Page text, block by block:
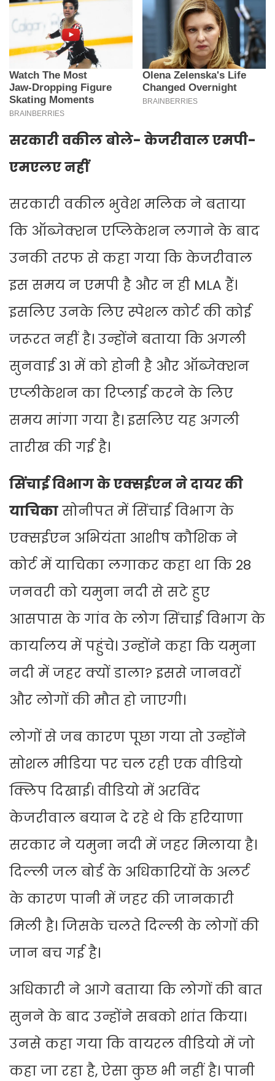
सरकारी वकील बोले- केजरीवाल एमपी-
एमएलए नहीं
सरकारी वकील भुवेश मलिक ने बताया
कि ऑब्जेक्शन एप्लिकेशन लगाने के बाद
उनकी तरफ से कहा गया कि केजरीवाल
इस समय न एमपी है और न ही MLA हैं।
इसलिए उनके लिए स्पेशल कोर्ट की कोई
जरूरत नहीं है। उन्होंने बताया कि अगली
सुनवाई 31 में को होनी है और ऑब्जेक्शन
एप्लीकेशन का रिप्लाई करने के लिए
समय मांगा गया है। इसलिए यह अगली
तारीख की गई है।
सिंचाई विभाग के एक्सईएन ने दायर की
याचिकासोनीपत में सिंचाई विभाग के
एक्सईएन अभियंता आशीष कौशिक ने
कोर्ट में याचिका लगाकर कहा था कि 28
जनवरी को यमुना नदी से सटे हुए
आसपास के गांव के लोग सिंचाई विभाग के
कार्यालय में पहुंचे। उन्होंने कहा कि यमुना
नदी में जहर क्यों डाला? इससे जानवरों
और लोगों की मौत हो जाएगी।
लोगों से जब कारण पूछा गया तो उन्होंने
सोशल मीडिया पर चल रही एक वीडियो
क्लिप दिखाई। वीडियो में अरविंद
केजरीवाल बयान दे रहे थे कि हरियाणा
सरकार ने यमुना नदी में जहर मिलाया है।
दिल्ली जल बोर्ड के अधिकारियों के अलर्ट
के कारण पानी में जहर की जानकारी
मिली है। जिसके चलते दिल्ली के लोगों की
जान बच गई है।
अधिकारी ने आगे बताया कि लोगों की बात
सुनने के बाद उन्होंने सबको शांत किया।
उनसे कहा गया कि वायरल वीडियो में जो
कहा जा रहा है, ऐसा कुछ भी नहीं है। पानी